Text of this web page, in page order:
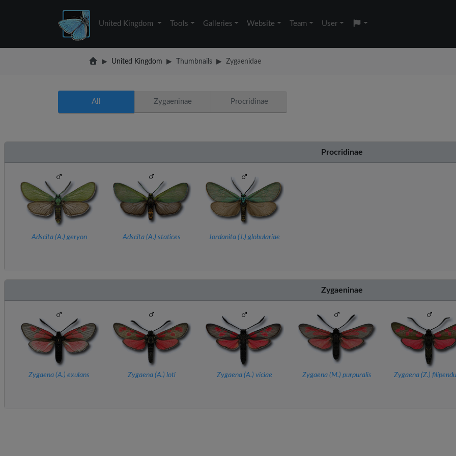
United Kingdom Tools Galleries Website Team User
United Kingdom Thumbnails Zygaenidae
All Zygaeninae Procridinae
Procridinae
Adscita (A.) geryon Adscita (A.) statices Jordanita (J.) globulariae
Zygaeninae
Zygaena (A.) exulans Zygaena (A.) loti Zygaena (A.) viciae Zygaena (M.) purpuralis Zygaena (Z.)